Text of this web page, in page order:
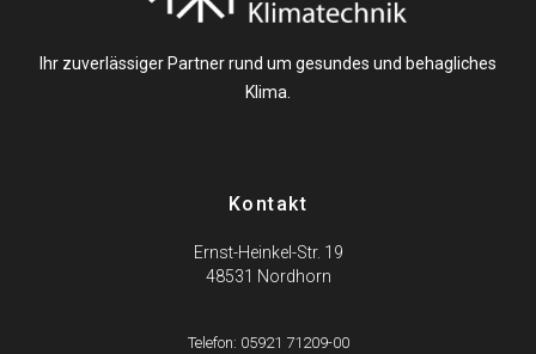
Ihr zuverlässiger Partner rund um gesundes und behagliches
Klima.
Kontakt
Ernst-Heinkel-Str. 19
48531 Nordhorn
Telefon: 05921 71209-00